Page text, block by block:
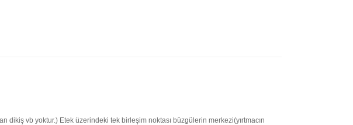
vb yoktur.) Etek üzerindeki tek birleşim noktası büzgülerin merkezi(yırtmacın